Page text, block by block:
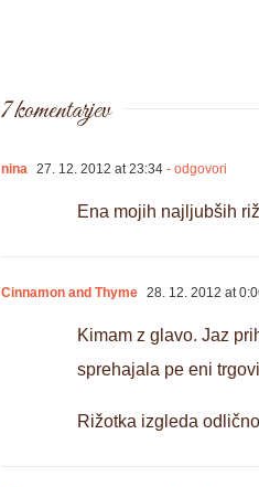
7 komentarjev
nina 27. 12. 2012 at 23:34 - odgovori
Ena mojih najljubših
Cinnamon and Thyme 28. 12. 2012 at
Kimam z glavo. Jaz
sprehajala pe eni
Rižotka izgleda